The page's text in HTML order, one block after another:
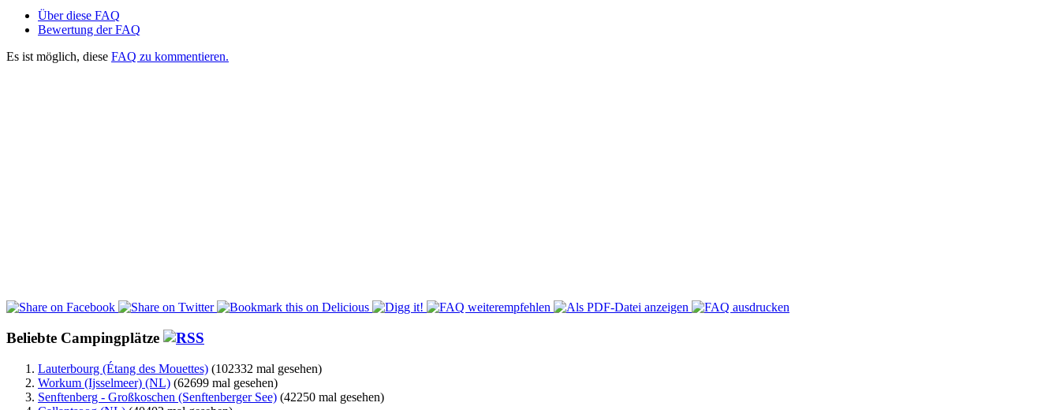
Über diese FAQ
Bewertung der FAQ
Es ist möglich, diese FAQ zu kommentieren.
Beliebte Campingplätze
Lauterbourg (Étang des Mouettes) (102332 mal gesehen)
Workum (Ijsselmeer) (NL) (62699 mal gesehen)
Senftenberg - Großkoschen (Senftenberger See) (42250 mal gesehen)